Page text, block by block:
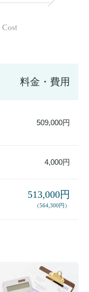
Cost
料金・費用
509,000円
4,000円
513,000円
（564,300円）